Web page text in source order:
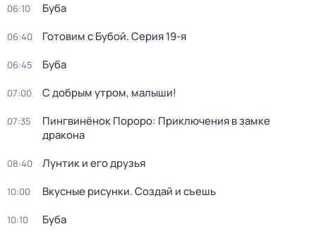
06:10 Буба
06:40 Готовим с Бубой. Серия 19-я
06:45 Буба
07:00 С добрым утром, малыши!
07:35
Пингвинёнок Пороро: Приключения в замке
дракона
08:40 Лунтик и его друзья
10:00 Вкусные рисунки. Создай и съешь
10:10 Буба